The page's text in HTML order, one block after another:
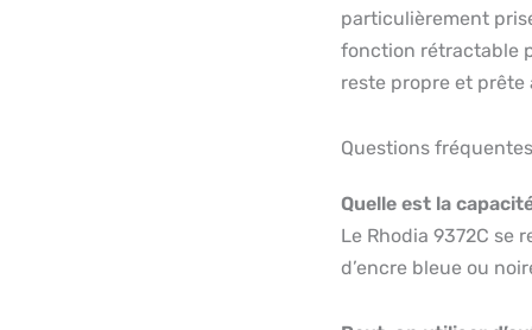
particulièrement
fonction rétractable
reste propre et prête
Questions fréquentes
Quelle est la
Le Rhodia 9372C se
d’encre bleue ou